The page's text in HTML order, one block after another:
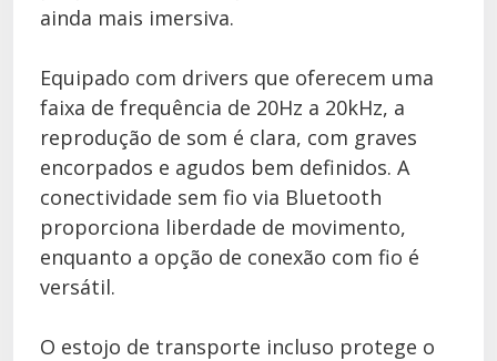
ainda mais imersiva.
Equipado com drivers que oferecem uma
faixa de frequência de 20Hz a 20kHz, a
reprodução de som é clara, com graves
encorpados e agudos bem definidos. A
conectividade sem fio via Bluetooth
proporciona liberdade de movimento,
enquanto a opção de conexão com fio é
versátil.
O estojo de transporte incluso protege o